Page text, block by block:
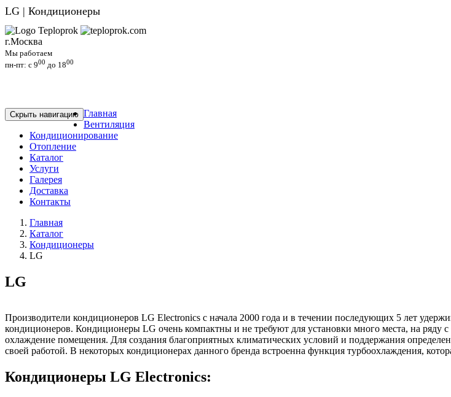
LG | Кондиционеры
г.Москва
Мы работаем
пн-пт: c 900 до 1800
Скрыть навигацию Главная
Вентиляция
Кондиционирование
Отопление
Каталог
Услуги
Галерея
Доставка
Контакты
Главная
Каталог
Кондиционеры
LG
LG
Производители кондиционеров LG Electronics с начала 2000 года и в течении последующих 5 лет
кондиционеров. Кондиционеры LG очень компактны и не требуют для установки много места, на ряду
охлаждение помещения. Для создания благоприятных климатических условий и поддержания
своей работой. В некоторых кондиционерах данного бренда встроенна функция турбоохлаждения,
Кондиционеры LG Electronics: